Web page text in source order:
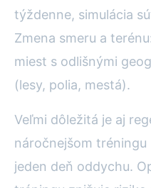
týždenne, simulácia
Zmena smeru a
miest s odlišnými
(lesy, polia, mestá).
Veľmi dôležitá je aj
náročnejšom
jeden deň oddychu.